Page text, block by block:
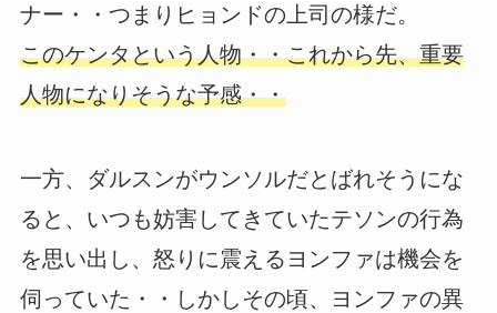
ナー・・つまりヒョンドの上司の様だ。
このケンタという人物・・これから先、重要
人物になりそうな予感・・
一方、ダルスンがウンソルだとばれそうにな
ると、いつも妨害してきていたテソンの行為
を思い出し、怒りに震えるヨンファは機会を
伺っていた・・しかしその頃、ヨンファの異